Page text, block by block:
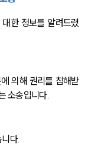
한 정보를 알려드렸
의해 권리를 침해받
소송입니다.
다.